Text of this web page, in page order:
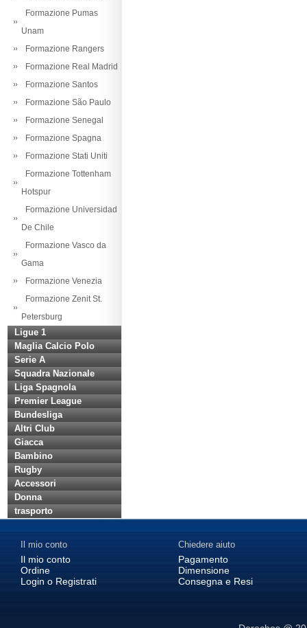
Formazione Pumas
Unam
Formazione Rangers
Formazione Real Madrid
Formazione Santos
Formazione São Paulo
Formazione Senegal
Formazione Spagna
Formazione Stati Uniti
Formazione Tottenham
Hotspur
Formazione Universidad
De Chile
Formazione Vasco da
Gama
Formazione Venezia
Formazione Zenit St.
Petersburg
Ligue 1
Maglia Calcio Polo
Serie A
Squadra Nazionale
Liga Spagnola
Premier League
Bundesliga
Altri Club
Giacca
Bambino
Rugby
Accessori
Donna
trasporto
Il mio conto
Il mio conto
Ordine
Login o Registrati
Chiedere aiuto
Pagamento
Dimensione
Consegna e Resi